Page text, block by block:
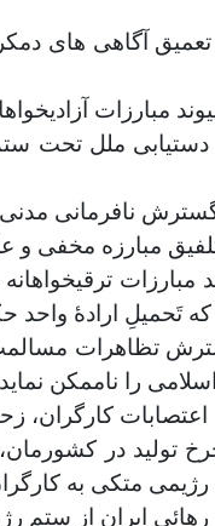
آگاهی های
مبارزات
ملل تحت
نافرمانی
مبارزه مخفی و
تَحمیلِ ارادۀ
تظاهرات مسالمت
را ناممکن
تولید در
متکی به
ایران از ستم